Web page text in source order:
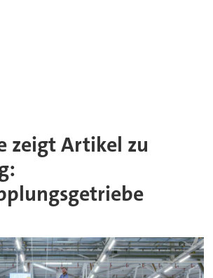
zeigt Artikel zu